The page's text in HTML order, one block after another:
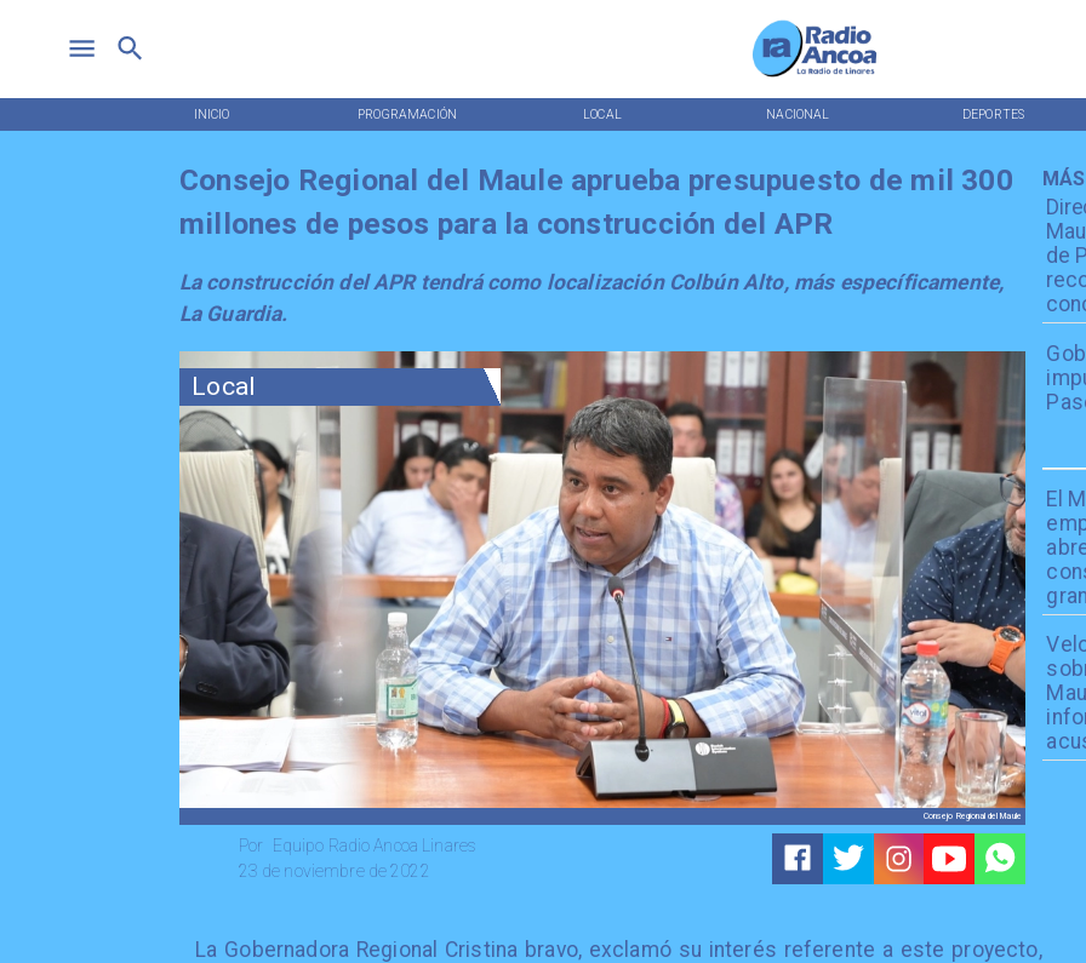
INICIO PROGRAMACIÓN LOCAL NACIONAL DEPORTES
Local
Equipo Radio Ancoa Linares
Por
23 de noviembre de 2022
Consejo Regional del Maule
de
El
Consejo Regional del Maule aprueba presupuesto de mil 300
millones de pesos para la construcción del APR
La construcción del APR tendrá como localización Colbún Alto, más específicamente,
La Guardia.
La Gobernadora Regional Cristina bravo, exclamó su interés referente a este proyecto,